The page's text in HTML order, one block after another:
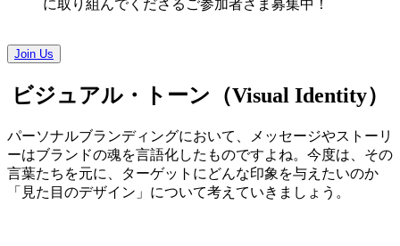
に取り組んでくださるご参加者さま募集中！
Join Us
ビジュアル・トーン（Visual Identity）
パーソナルブランディングにおいて、メッセージやストーリ
ーはブランドの魂を言語化したものですよね。今度は、その
言葉たちを元に、ターゲットにどんな印象を与えたいのか
「見た目のデザイン」について考えていきましょう。